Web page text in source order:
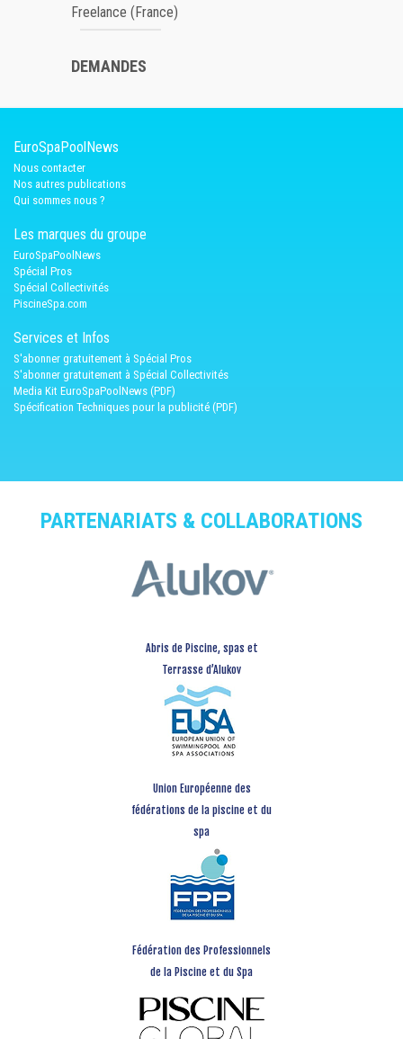
Freelance (France)
DEMANDES
EuroSpaPoolNews
Nous contacter
Nos autres publications
Qui sommes nous ?
Les marques du groupe
EuroSpaPoolNews
Spécial Pros
Spécial Collectivités
PiscineSpa.com
Services et Infos
S'abonner gratuitement à Spécial Pros
S'abonner gratuitement à Spécial Collectivités
Media Kit EuroSpaPoolNews (PDF)
Spécification Techniques pour la publicité (PDF)
PARTENARIATS & COLLABORATIONS
Abris de Piscine, spas et
Terrasse d’Alukov
Union Européenne des
fédérations de la piscine et du
spa
Fédération des Professionnels
de la Piscine et du Spa